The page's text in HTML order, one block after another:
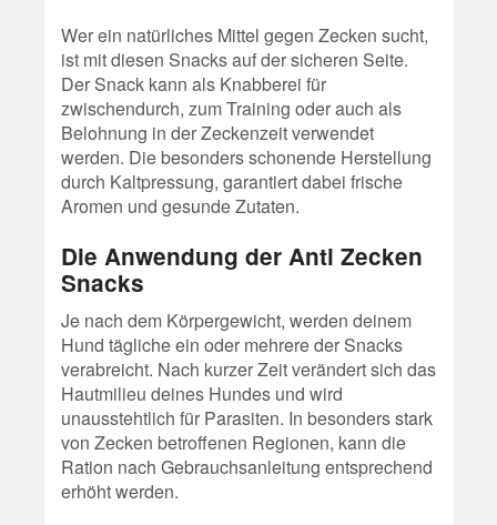
Wer ein natürliches Mittel gegen Zecken sucht,
ist mit diesen Snacks auf der sicheren Seite.
Der Snack kann als Knabberei für
zwischendurch, zum Training oder auch als
Belohnung in der Zeckenzeit verwendet
werden. Die besonders schonende Herstellung
durch Kaltpressung, garantiert dabei frische
Aromen und gesunde Zutaten.
Die Anwendung der Anti Zecken
Snacks
Je nach dem Körpergewicht, werden deinem
Hund tägliche ein oder mehrere der Snacks
verabreicht. Nach kurzer Zeit verändert sich das
Hautmilieu deines Hundes und wird
unausstehtlich für Parasiten. In besonders stark
von Zecken betroffenen Regionen, kann die
Ration nach Gebrauchsanleitung entsprechend
erhöht werden.